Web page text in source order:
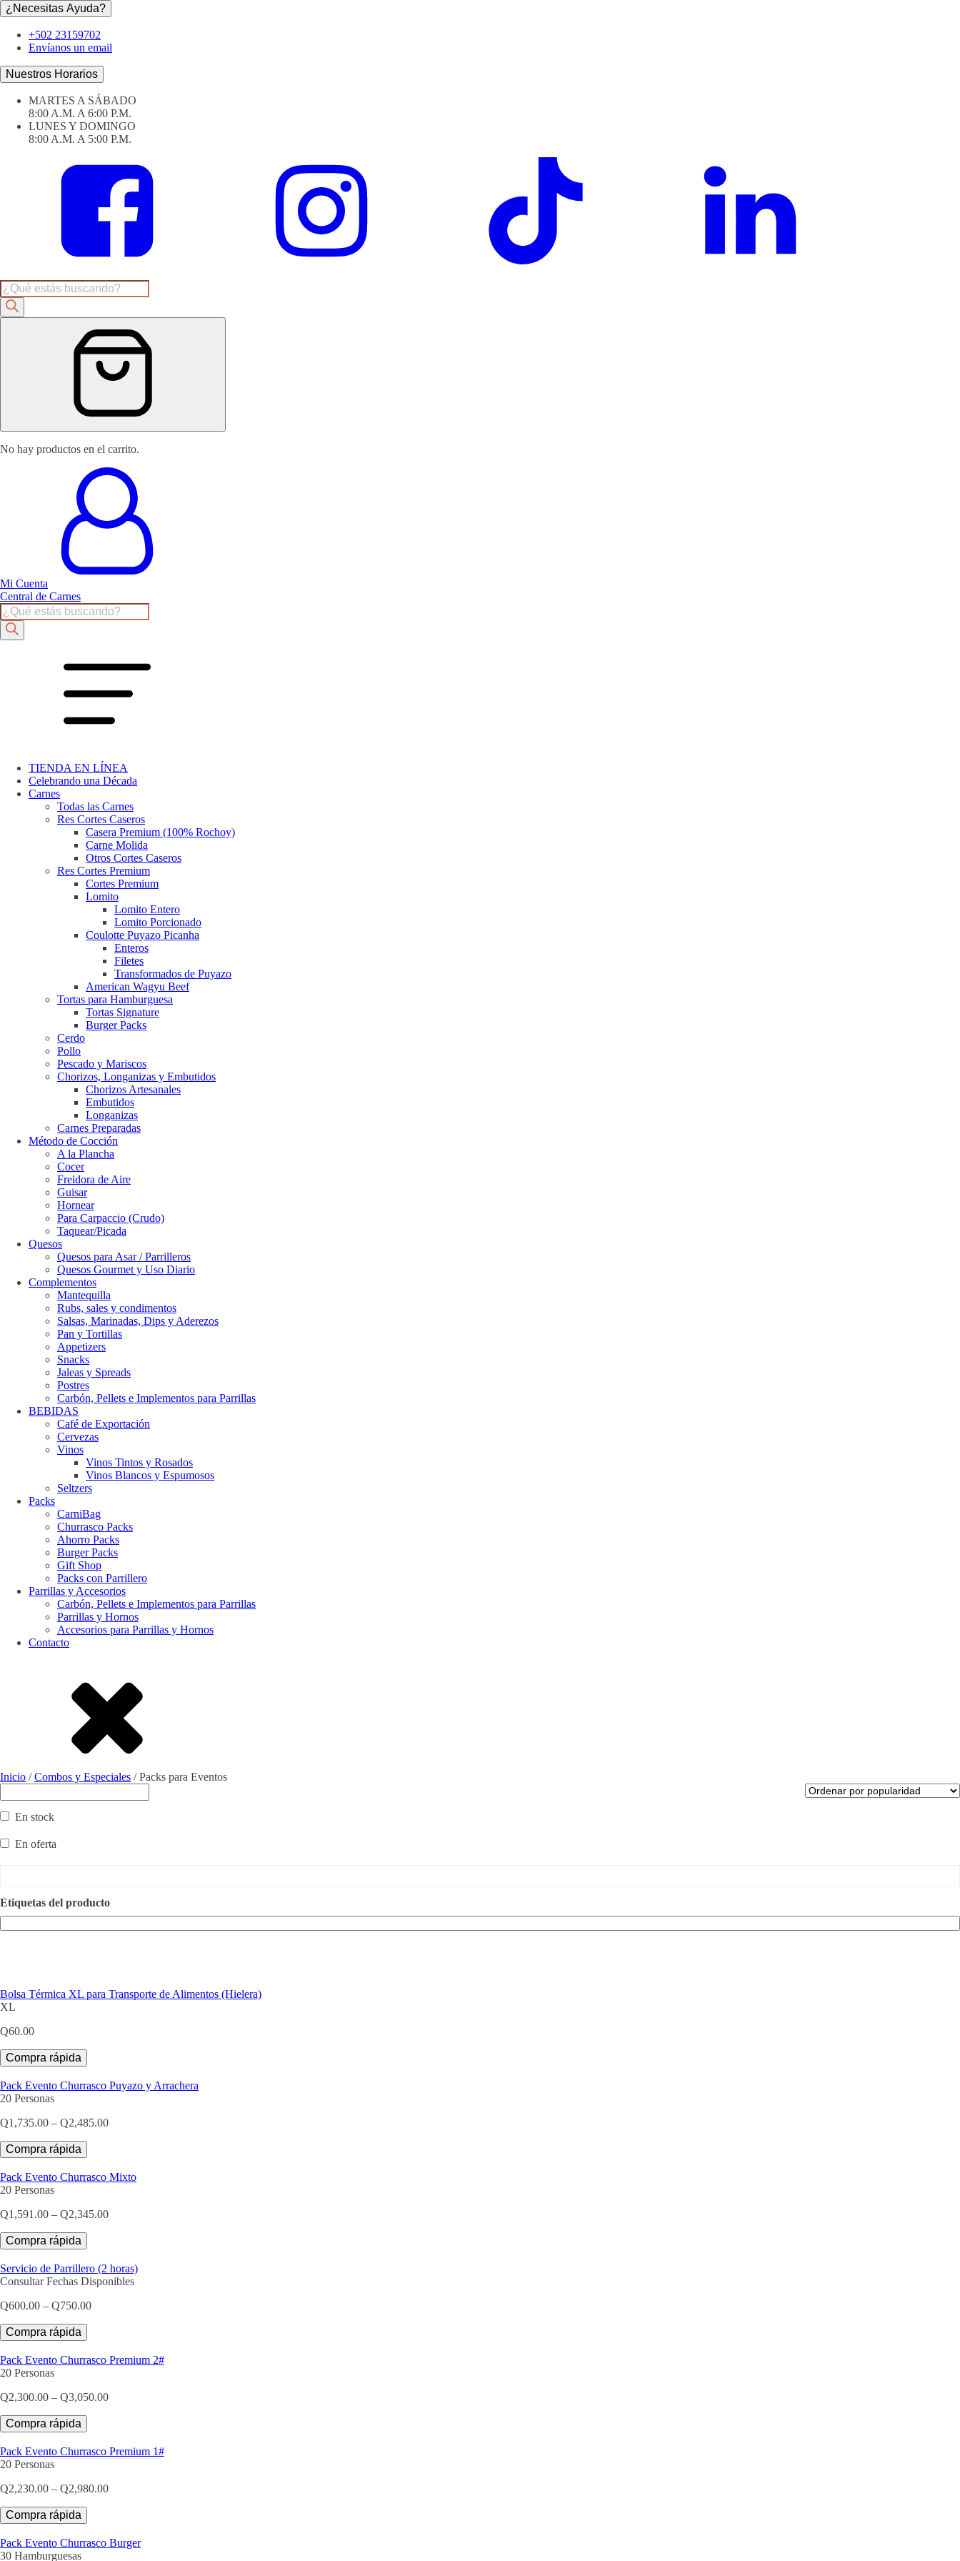
¿Necesitas Ayuda?
+502 23159702
Envíanos un email
Nuestros Horarios
MARTES A SÁBADO
8:00 A.M. A 6:00 P.M.
LUNES Y DOMINGO
8:00 A.M. A 5:00 P.M.
Products
search
No hay productos en el carrito.
Mi Cuenta
Central de Carnes
Products
search
TIENDA EN LÍNEA
Celebrando una Década
Carnes
Todas las Carnes
Res Cortes Caseros
Casera Premium (100% Rochoy)
Carne Molida
Otros Cortes Caseros
Res Cortes Premium
Cortes Premium
Lomito
Lomito Entero
Lomito Porcionado
Coulotte Puyazo Picanha
Enteros
Filetes
Transformados de Puyazo
American Wagyu Beef
Tortas para Hamburguesa
Tortas Signature
Burger Packs
Cerdo
Pollo
Pescado y Mariscos
Chorizos, Longanizas y Embutidos
Chorizos Artesanales
Embutidos
Longanizas
Carnes Preparadas
Método de Cocción
A la Plancha
Cocer
Freidora de Aire
Guisar
Hornear
Para Carpaccio (Crudo)
Taquear/Picada
Quesos
Quesos para Asar / Parrilleros
Quesos Gourmet y Uso Diario
Complementos
Mantequilla
Rubs, sales y condimentos
Salsas, Marinadas, Dips y Aderezos
Pan y Tortillas
Appetizers
Snacks
Jaleas y Spreads
Postres
Carbón, Pellets e Implementos para Parrillas
BEBIDAS
Café de Exportación
Cervezas
Vinos
Vinos Tintos y Rosados
Vinos Blancos y Espumosos
Seltzers
Packs
CarniBag
Churrasco Packs
Ahorro Packs
Burger Packs
Gift Shop
Packs con Parrillero
Parrillas y Accesorios
Carbón, Pellets e Implementos para Parrillas
Parrillas y Hornos
Accesorios para Parrillas y Hornos
Contacto
Inicio /Combos y Especiales / Packs para Eventos
En stock
En oferta
Etiquetas del producto
Bolsa Térmica XL para Transporte de Alimentos (Hielera)
XL
Q60.00
Compra rápida
Pack Evento Churrasco Puyazo y Arrachera
20 Personas
Q1,735.00 – Q2,485.00Price
Q2,485.00
Compra rápida
Pack Evento Churrasco Mixto
20 Personas
Q1,591.00 – Q2,345.00Price
Q2,345.00
Compra rápida
Servicio de Parrillero (2 horas)
Consultar Fechas Disponibles
Q600.00 – Q750.00Price
Q750.00
Compra rápida
Pack Evento Churrasco Premium 2#
20 Personas
Q2,300.00 – Q3,050.00Price
Q3,050.00
Compra rápida
Pack Evento Churrasco Premium 1#
20 Personas
Q2,230.00 – Q2,980.00Price
Q2,980.00
Compra rápida
Pack Evento Churrasco Burger
30 Hamburguesas